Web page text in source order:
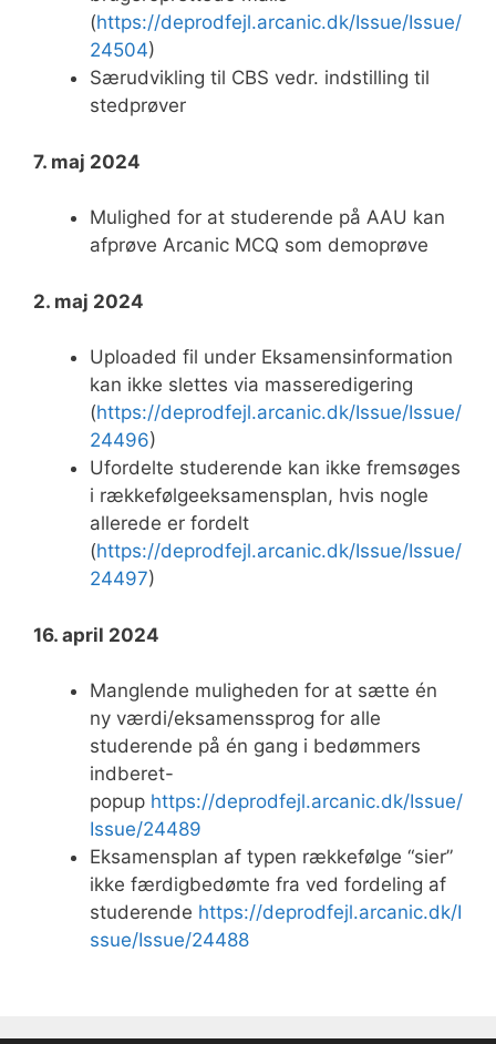
(https://deprodfejl.arcanic.dk/Issue/Issue/
24504)
Særudvikling til CBS vedr. indstilling til
stedprøver
7. maj 2024
Mulighed for at studerende på AAU kan
afprøve Arcanic MCQ som demoprøve
2. maj 2024
Uploaded fil under Eksamensinformation
kan ikke slettes via masseredigering
(https://deprodfejl.arcanic.dk/Issue/Issue/
24496)
Ufordelte studerende kan ikke fremsøges
i rækkefølgeeksamensplan, hvis nogle
allerede er fordelt
(https://deprodfejl.arcanic.dk/Issue/Issue/
24497)
16. april 2024
Manglende muligheden for at sætte én
ny værdi/eksamenssprog for alle
studerende på én gang i bedømmers
indberet-
popup https://deprodfejl.arcanic.dk/Issue/
Issue/24489
Eksamensplan af typen rækkefølge “sier”
ikke færdigbedømte fra ved fordeling af
studerende https://deprodfejl.arcanic.dk/I
ssue/Issue/24488